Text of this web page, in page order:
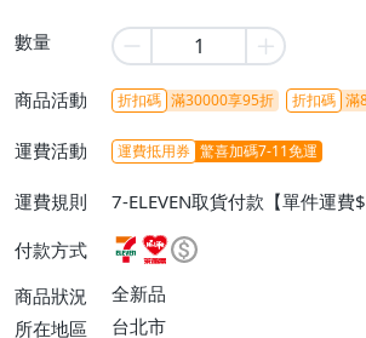
數量
商品活動 折扣碼 滿30000享95折 折扣碼 滿
運費活動 運費抵用券 驚喜加碼7-11免運
運費規則
7-ELEVEN取貨付款【單件運費
或消費滿$1298免運費】、7-
不付款【免運費】、萊爾富取貨
運費$60、滿5件或消費滿
費】、宅配/貨運【單件運費
付款方式
商品狀況
全新品
所在地區
台北市